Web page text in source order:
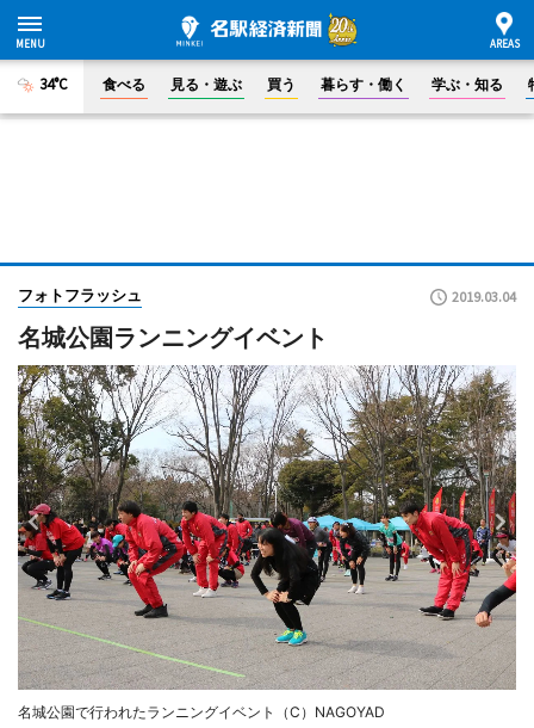
34°C 食べる 見る・遊ぶ 買う 暮らす・働く 学ぶ・知る
フォトフラッシュ 2019.03.04
名城公園ランニングイベント
名城公園で行われたランニングイベント（C）NAGOYAD